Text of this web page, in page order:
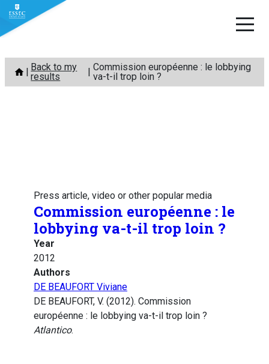
Skip
content
Back to my
results
Commission européenne : le lobbying
va-t-il trop loin ?
Press article, video or other popular media
Commission européenne : le
lobbying va-t-il trop loin ?
Year
2012
Authors
DE BEAUFORT Viviane
DE BEAUFORT, V. (2012). Commission
européenne : le lobbying va-t-il trop loin ?
Atlantico.